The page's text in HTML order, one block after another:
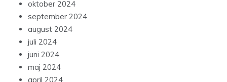
september 2024
august 2024
juli 2024
juni 2024
maj 2024
april 2024
marts 2024